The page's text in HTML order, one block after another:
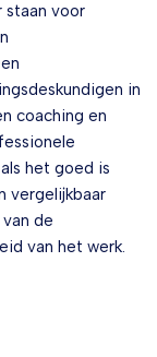
staan voor
in
coaching en
het goed is
vergelijkbaar
de
van het werk.